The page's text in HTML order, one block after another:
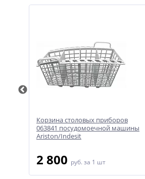
Корзина столовых приборов
063841 посудомоечной машины
Ariston/Indesit
2 800 руб. за 1 шт